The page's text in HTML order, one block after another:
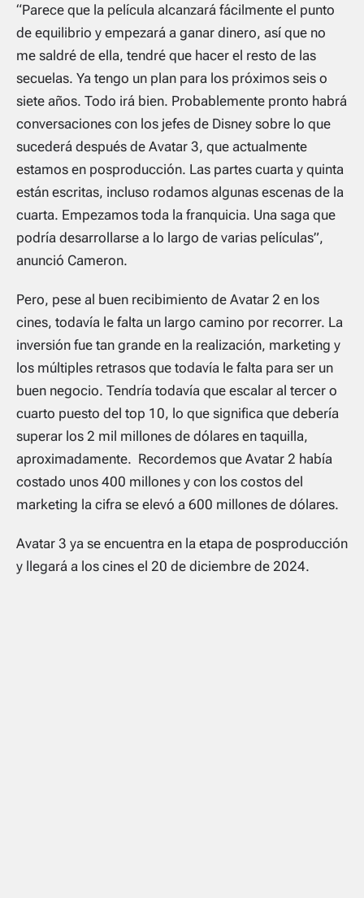
“Parece que la película alcanzará fácilmente el punto
de equilibrio y empezará a ganar dinero, así que no
me saldré de ella, tendré que hacer el resto de las
secuelas. Ya tengo un plan para los próximos seis o
siete años. Todo irá bien. Probablemente pronto habrá
conversaciones con los jefes de Disney sobre lo que
sucederá después de Avatar 3, que actualmente
estamos en posproducción. Las partes cuarta y quinta
están escritas, incluso rodamos algunas escenas de la
cuarta. Empezamos toda la franquicia. Una saga que
podría desarrollarse a lo largo de varias películas”,
anunció Cameron.
Pero, pese al buen recibimiento de Avatar 2 en los
cines, todavía le falta un largo camino por recorrer. La
inversión fue tan grande en la realización, marketing y
los múltiples retrasos que todavía le falta para ser un
buen negocio. Tendría todavía que escalar al tercer o
cuarto puesto del top 10, lo que significa que debería
superar los 2 mil millones de dólares en taquilla,
aproximadamente. Recordemos que Avatar 2 había
costado unos 400 millones y con los costos del
marketing la cifra se elevó a 600 millones de dólares.
Avatar 3 ya se encuentra en la etapa de posproducción
y llegará a los cines el 20 de diciembre de 2024.